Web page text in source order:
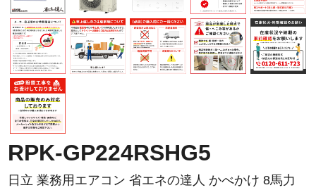
RPK-GP224RSHG5
日立 業務用エアコン 省エネの達人 かべかけ 8馬力